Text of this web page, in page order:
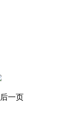
一页